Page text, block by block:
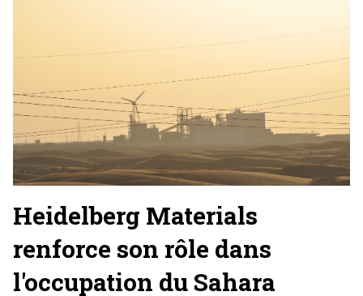
Heidelberg Materials
renforce son rôle dans
l'occupation du Sahara